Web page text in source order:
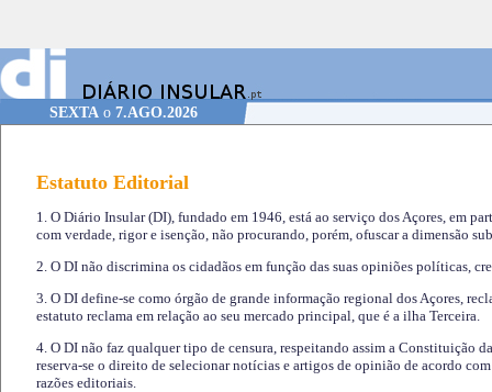
SEXTA o 7.AGO.2026
Estatuto Editorial
1. O Diário Insular (DI), fundado em 1946, está ao serviço dos Açores, em
com verdade, rigor e isenção, não procurando, porém, ofuscar a dimensão
2. O DI não discrimina os cidadãos em função das suas opiniões políticas,
3. O DI define-se como órgão de grande informação regional dos Açores,
estatuto reclama em relação ao seu mercado principal, que é a ilha Terceira.
4. O DI não faz qualquer tipo de censura, respeitando assim a Constituição
reserva-se o direito de selecionar notícias e artigos de opinião de acordo
razões editoriais.